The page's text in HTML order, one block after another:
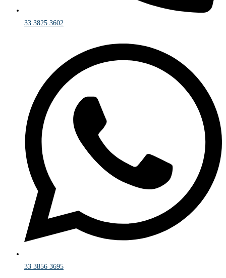
33 3825 3602
33 3856 3695